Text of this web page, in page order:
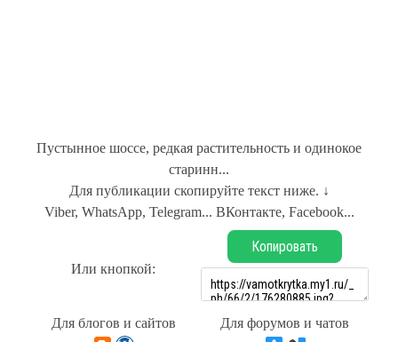
Пустынное шоссе, редкая растительность и одинокое
старинн...
Для публикации скопируйте текст ниже. ↓
Viber, WhatsApp, Telegram... ВКонтакте, Facebook...
Или кнопкой:
Копировать
Для блогов и сайтов Для форумов и чатов